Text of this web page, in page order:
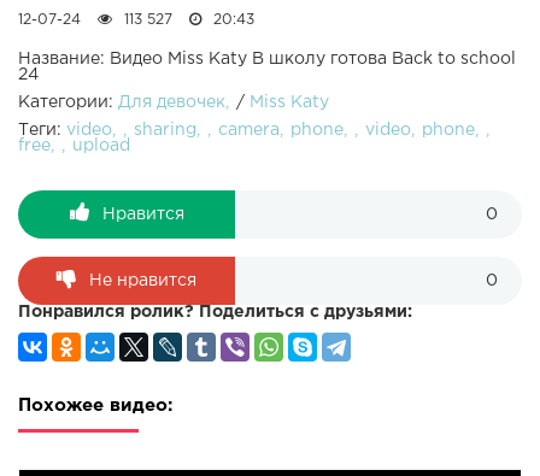
12-07-24 113 527 20:43
Название: Видео Miss Katy В школу готова Back to school
24
Категории: Для девочек /
Miss Katy
Теги: video sharing camera phone video
phone
free
upload
Нравится 0
Не нравится 0
Понравился ролик? Поделиться с друзьями:
Похожее видео: